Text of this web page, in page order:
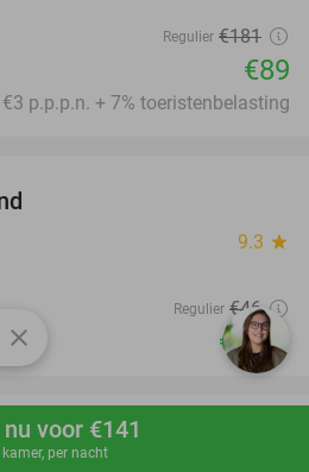
Boek nu
voor €141
kamer, per nacht
Regulier €181
€89
p.p.p.n. + 7% toeristenbelasting
9.3 star
Regulier €46
€34,50
favorite_border
Kinderpretpark
close